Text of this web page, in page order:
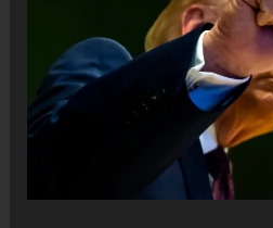
para
resolver
la